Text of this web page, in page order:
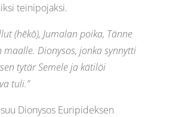
teinipojaksi.
(hēkō), Jumalan poika, Tänne
maalle. Dionysos, jonka synnytti
tytär Semele ja kätilöi
tuli.”
Dionysos Euripideksen